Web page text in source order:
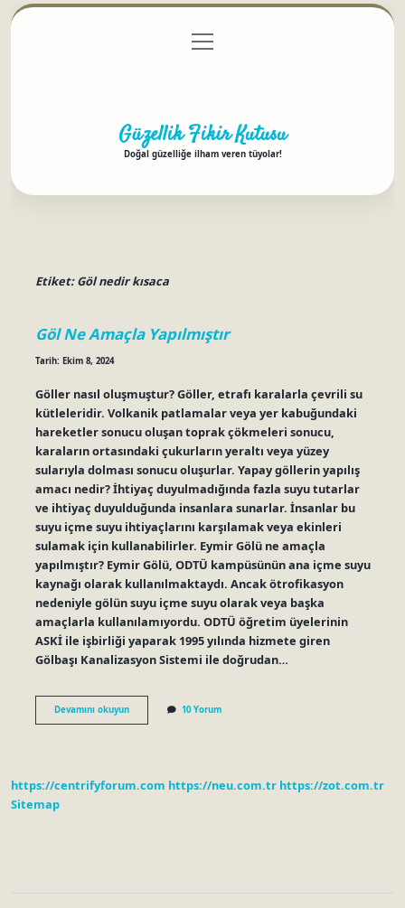
Gizlilik Politikası
menüyü
aç
Güzellik Fikir Kutusu
Doğal güzelliğe ilham veren tüyolar!
Etiket:Göl nedir kısaca
Göl Ne Amaçla Yapılmıştır
Tarih: Ekim 8, 2024
Göller nasıl oluşmuştur? Göller, etrafı karalarla çevrili su
kütleleridir. Volkanik patlamalar veya yer kabuğundaki
hareketler sonucu oluşan toprak çökmeleri sonucu,
karaların ortasındaki çukurların yeraltı veya yüzey
sularıyla dolması sonucu oluşurlar. Yapay göllerin yapılış
amacı nedir? İhtiyaç duyulmadığında fazla suyu tutarlar
ve ihtiyaç duyulduğunda insanlara sunarlar. İnsanlar bu
suyu içme suyu ihtiyaçlarını karşılamak veya ekinleri
sulamak için kullanabilirler. Eymir Gölü ne amaçla
yapılmıştır? Eymir Gölü, ODTÜ kampüsünün ana içme suyu
kaynağı olarak kullanılmaktaydı. Ancak ötrofikasyon
nedeniyle gölün suyu içme suyu olarak veya başka
amaçlarla kullanılamıyordu. ODTÜ öğretim üyelerinin
ASKİ ile işbirliği yaparak 1995 yılında hizmete giren
Gölbaşı Kanalizasyon Sistemi ile doğrudan…
Devamını okuyunGöl
Ne
10 Yorum
https://centrifyforum.com https://neu.com.tr https://zot.com.tr
Sitemap